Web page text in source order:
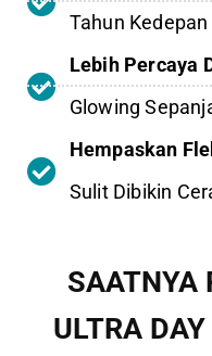
Tahun Kedepan
Lebih Percaya
Glowing
Hempaskan
Sulit Dibikin
SAATNYA
ULTRA